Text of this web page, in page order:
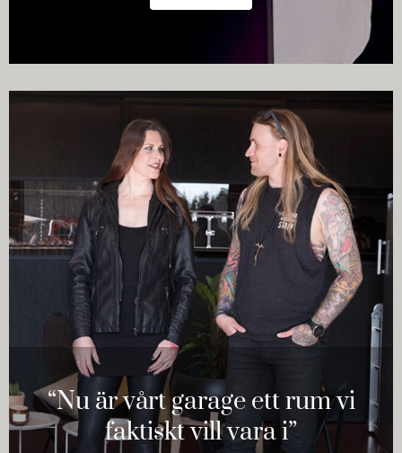
“Nu är vårt garage ett rum vi
faktiskt vill vara i”